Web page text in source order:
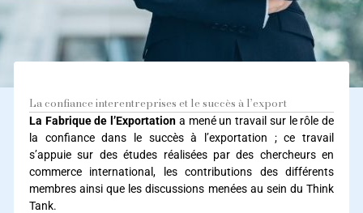
La confiance interentreprises et le succès à l’export
La Fabrique de l’Exportation a mené un travail sur le rôle de
la confiance dans le succès à l’exportation ; ce travail
s’appuie sur des études réalisées par des chercheurs en
commerce international, les contributions des différents
membres ainsi que les discussions menées au sein du Think
Tank.